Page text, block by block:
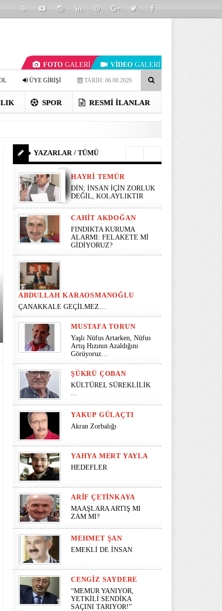
FOTO GALERİ VİDEO GALERİ
TARİH: 06.08.2026
ÜYE GİRİŞİ
SPOR RESMI İLANLAR
YAZARLAR / TÜMÜ
HAYRI TEMÜR
DİN; İNSAN İÇİN ZORLUK
DEĞİL, KOLAYLIKTIR
CAHIT AKDOĞAN
FINDIKTA KURUMA
ALARMI: FELAKETE Mİ
GİDİYORUZ?
ABDULLAH KARAOSMANOĞLU
ÇANAKKALE GEÇİLMEZ…
MUSTAFA TORUN
Yaşlı Nüfus Artarken, Nüfus
Artış Hızının Azaldığını
Görüyoruz…
ŞÜKRÜ ÇOBAN
KÜLTÜREL SÜREKLİLİK
...
YAKUP GÜLAÇTI
Akran Zorbalığı
YAHYA MERT YAYLA
HEDEFLER
ARIF ÇETINKAYA
MAAŞLARA ARTIŞ MI
ZAM MI?
MEHMET ŞAN
EMEKLİ DE İNSAN
CENGIZ SAYDERE
“MEMUR YANIYOR,
YETKİLİ SENDİKA
SAÇINI TARIYOR!”